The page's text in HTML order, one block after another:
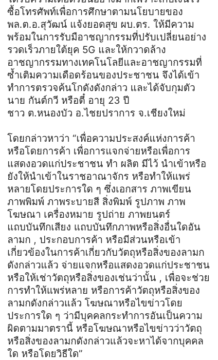
ซื้อโทรศัพท์เพื่อการศึกษาตามนโยบายของ
พล.ต.อ.สุวัฒน์ แจ้งยอดสุข ผบ.ตร. ให้มีความ
พร้อมในการรับมือาชญากรรมที่ปรับเปลี่ยนอย่าง
รวดเร็วภายใต้ยุค 5G และให้กวาดล้าง
อาชญากรรมทางเทคโนโลยีและอาชญากรรมที่
ซ้ำเติมความเดือดร้อนของประชาชน จึงได้เข้า
ทำการตรวจค้นโกดังดังกล่าว และได้จับกุมตัว
นาย กันต์กวี หรือตี๋ อายุ 23 ปี
ชาว ต.หนองบัว อ.ไชยปราการ จ.เชียงใหม่
โดยกล่าวหาว่า “เพื่อความประสงค์แห่งการค้า
หรือโดยการค้า เพื่อการแจกจ่ายหรือเพื่อการ
แสดงอวดแก่ประชาชน ทำ ผลิต มีไว้ นำเข้าหรือ
ยังให้นำเข้าในราชอาณาจักร หรือทำให้แพร่
หลายโดยประการใด ๆ ซึ่งเอกสาร ภาพเขียน
ภาพพิมพ์ ภาพระบายสี สิ่งพิมพ์ รูปภาพ ภาพ
โฆษณา เครื่องหมาย รูปถ่าย ภาพยนตร์
แถบบันทึกเสียง แถบบันทึกภาพหรือสิ่งอื่นใดอัน
ลามก , ประกอบการค้า หรือมีส่วนหรือเข้า
เกี่ยวข้องในการค้าเกี่ยวกับวัตถุหรือสิ่งของลามก
ดังกล่าวแล้ว จ่ายแจกหรือแสดงอวดแก่ประชาชน
หรือให้เช่าวัตถุหรือสิ่งของเช่นว่านั้น , เพื่อจะช่วย
การทำให้แพร่หลาย หรือการค้าวัตถุหรือสิ่งของ
ลามกดังกล่าวแล้ว โฆษณาหรือไขข่าวโดย
ประการใด ๆ ว่ามีบุคคลกระทำการอันเป็นความ
ผิดตามมาตรานี้ หรือโฆษณาหรือไขข่าวว่าวัตถุ
หรือสิ่งของลามกดังกล่าวแล้วจะหาได้จากบุคคล
ใด หรือโดยวิธีใด”